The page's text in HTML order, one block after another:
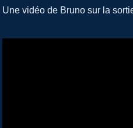
Une vidéo de Bruno sur la